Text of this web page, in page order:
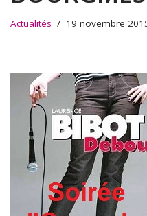
Actualités 19 novembre